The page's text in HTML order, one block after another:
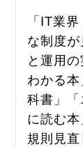
「IT業
な制度
と運用
わかる
科書」
に読む
規則見直